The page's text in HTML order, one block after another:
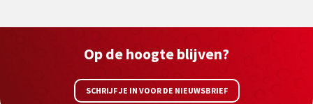
Op de hoogte blijven?
SCHRIJF JE IN VOOR DE NIEUWSBRIEF